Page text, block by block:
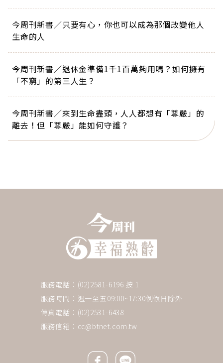
今周刊新書／只要有心，你也可以成為那個改變他人
生命的人
今周刊新書／退休金準備1千1百萬夠用嗎？如何擁有
「不窮」的第三人生？
今周刊新書／來到生命盡頭，人人都想有「尊嚴」的
離去！但「尊嚴」能如何守護？
服務電話：(02)2581-6196 按 1
服務時間：週一至五09:00~17:30例假日除外
傳真電話：(02)2531-6438
服務信箱： cc@btnet.com.tw
Facebook icon
Line icon